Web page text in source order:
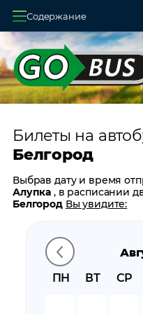
Содержание
Главная
О системе
Оплата и
Возврат
Заказ автобуса
Контакты
Билеты на
Белгород
ПН
ВТ СР
Выбрав дату и время
Алупка, в расписании
Белгород Вы увидите:
время прибытия
время в пути
цену билета